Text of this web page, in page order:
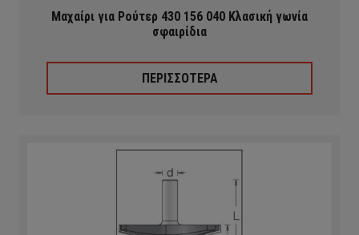
Μαχαίρι για Ρούτερ 430 156 040 Κλασική γωνία
σφαιρίδια
ΠΕΡΙΣΣΟΤΕΡΑ